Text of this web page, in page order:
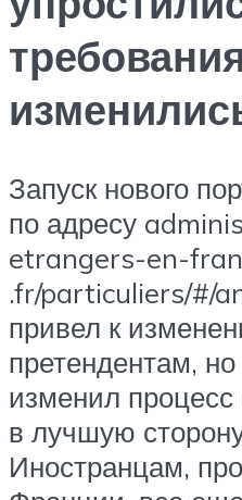
Запуск нового
по адресу
etrangers-en-
.fr/particuliers/#/
привел к
претендентам,
изменил процесс
в лучшую
Иностранцам,